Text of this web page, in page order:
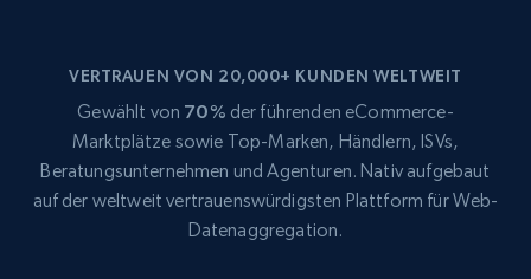
VERTRAUEN VON 20,000+ KUNDEN WELTWEIT
Gewählt von 70% der führenden eCommerce-
Marktplätze sowie Top-Marken, Händlern, ISVs,
Beratungsunternehmen und Agenturen. Nativ aufgebaut
auf der weltweit vertrauenswürdigsten Plattform für Web-
Datenaggregation.